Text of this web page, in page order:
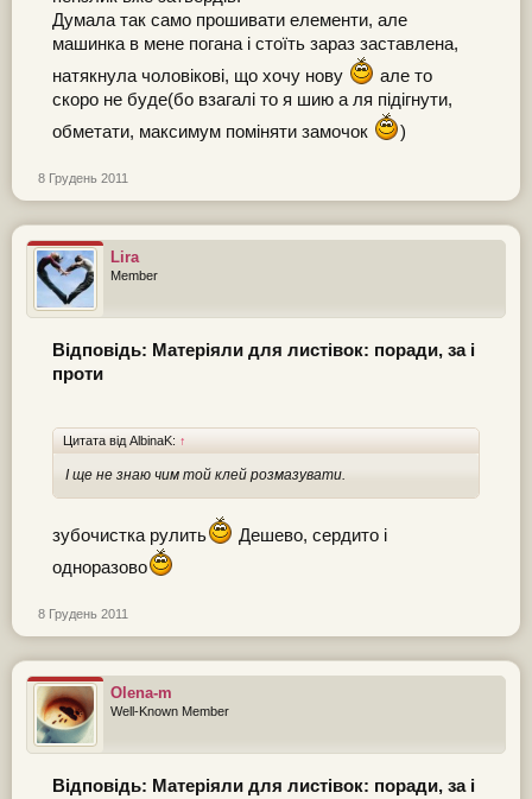
Думала так само прошивати елементи, але
машинка в мене погана і стоїть зараз заставлена,
натякнула чоловікові, що хочу нову
але то
скоро не буде(бо взагалі то я шию а ля підігнути,
обметати, максимум поміняти замочок
)
8 Грудень 2011
Lira
Member
Відповідь: Матеріяли для листівок: поради, за і
проти
Цитата від AlbinaK: ↑
І ще не знаю чим той клей розмазувати.
зубочистка рулить
Дешево, сердито і
одноразово
8 Грудень 2011
Olena-m
Well-Known Member
Відповідь: Матеріяли для листівок: поради, за і